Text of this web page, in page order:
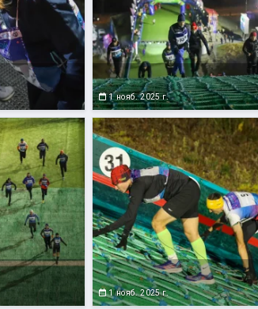
1 нояб. 2025 г.
1 нояб. 2025 г.